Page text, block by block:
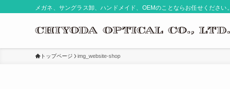
メガネ、サングラス卸、ハンドメイド、OEMのことならお任せください。
トップページ img_website-shop